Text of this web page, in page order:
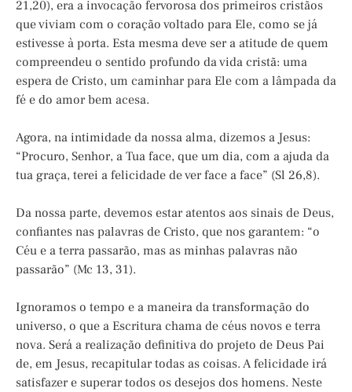
21,20), era a invocação fervorosa dos primeiros cristãos
que viviam com o coração voltado para Ele, como se já
estivesse à porta. Esta mesma deve ser a atitude de quem
compreendeu o sentido profundo da vida cristã: uma
espera de Cristo, um caminhar para Ele com a lâmpada da
fé e do amor bem acesa.
Agora, na intimidade da nossa alma, dizemos a Jesus:
“Procuro, Senhor, a Tua face, que um dia, com a ajuda da
tua graça, terei a felicidade de ver face a face” (Sl 26,8).
Da nossa parte, devemos estar atentos aos sinais de Deus,
confiantes nas palavras de Cristo, que nos garantem: “o
Céu e a terra passarão, mas as minhas palavras não
passarão” (Mc 13, 31).
Ignoramos o tempo e a maneira da transformação do
universo, o que a Escritura chama de céus novos e terra
nova. Será a realização definitiva do projeto de Deus Pai
de, em Jesus, recapitular todas as coisas. A felicidade irá
satisfazer e superar todos os desejos dos homens. Neste